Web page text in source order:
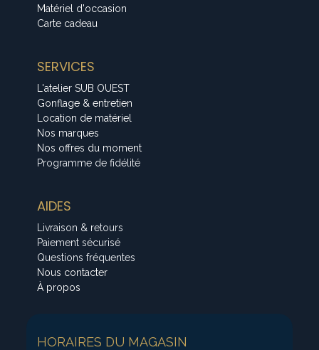
Matériel d'occasion
Carte cadeau
SERVICES
L'atelier SUB OUEST
Gonflage & entretien
Location de matériel
Nos marques
Nos offres du moment
Programme de fidélité
AIDES
Livraison & retours
Paiement sécurisé
Questions fréquentes
Nous contacter
À propos
HORAIRES DU MAGASIN